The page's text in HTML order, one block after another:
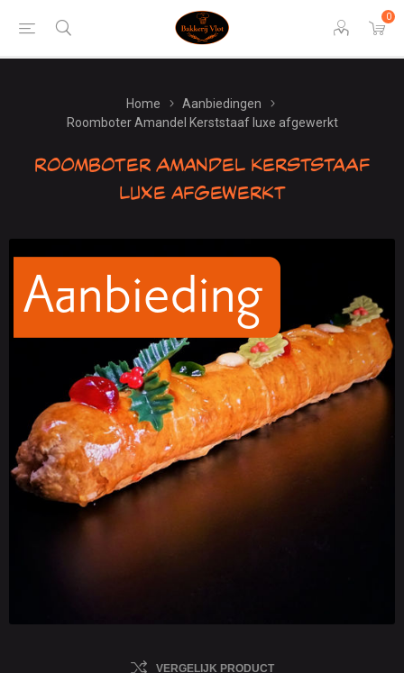
0
Home
Aanbiedingen
Roomboter Amandel Kerststaaf luxe afgewerkt
Roomboter Amandel Kerststaaf
luxe afgewerkt
VERGELIJK PRODUCT